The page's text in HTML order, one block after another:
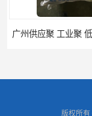
广州供应聚 工业聚
版权所有